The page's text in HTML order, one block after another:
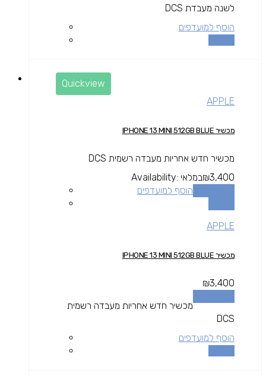
לשנה מעבדת DCS
הוסף למועדפים
Quickview
APPLE
מכשיר IPHONE 13 MINI 512GB BLUE
מכשיר חדש אחריות מעבדה רשמית DCS
₪3,400
Availability: במלאי
הוסף למועדפים
APPLE
מכשיר IPHONE 13 MINI 512GB BLUE
₪3,400
מכשיר חדש אחריות מעבדה רשמית
DCS
הוסף למועדפים